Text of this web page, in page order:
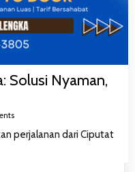
Solusi Nyaman,
perjalanan dari Ciputat